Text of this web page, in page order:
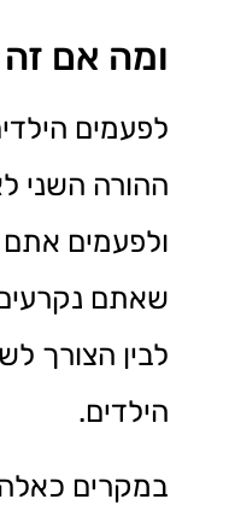
ומה אם
לפעמים
ההורה השני
ולפעמים
שאתם
לבין הצורך
הילדים.
במקרים